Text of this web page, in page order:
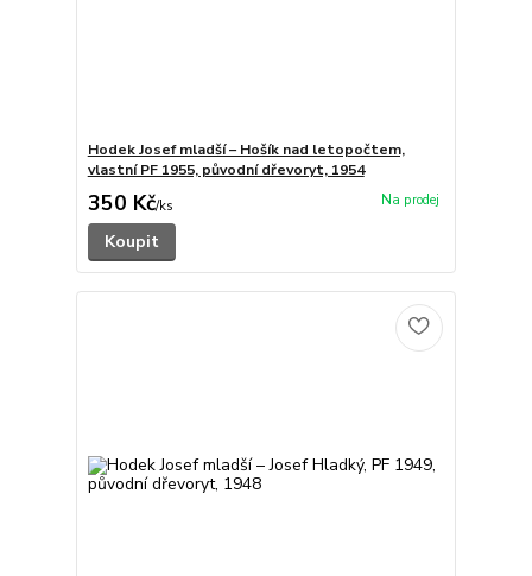
Hodek Josef mladší – Hošík nad letopočtem,
vlastní PF 1955, původní dřevoryt, 1954
350 Kč/ks
Koupit